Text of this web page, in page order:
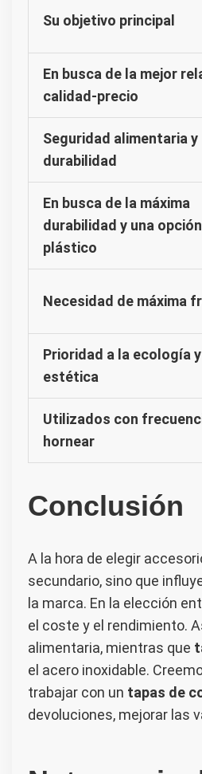
Su objetivo principal
En busca de la mejor
calidad-precio
Seguridad alimentaria y
durabilidad
En busca de la máxima
durabilidad y una
plástico
Necesidad de máxima
Prioridad a la ecología
estética
Utilizados con
hornear
Conclusión
A la hora de elegir
secundario, sino que
la marca. En la elección
el coste y el rendimiento.
alimentaria, mientras que
el acero inoxidable.
trabajar con un tapas de
devoluciones, mejorar las